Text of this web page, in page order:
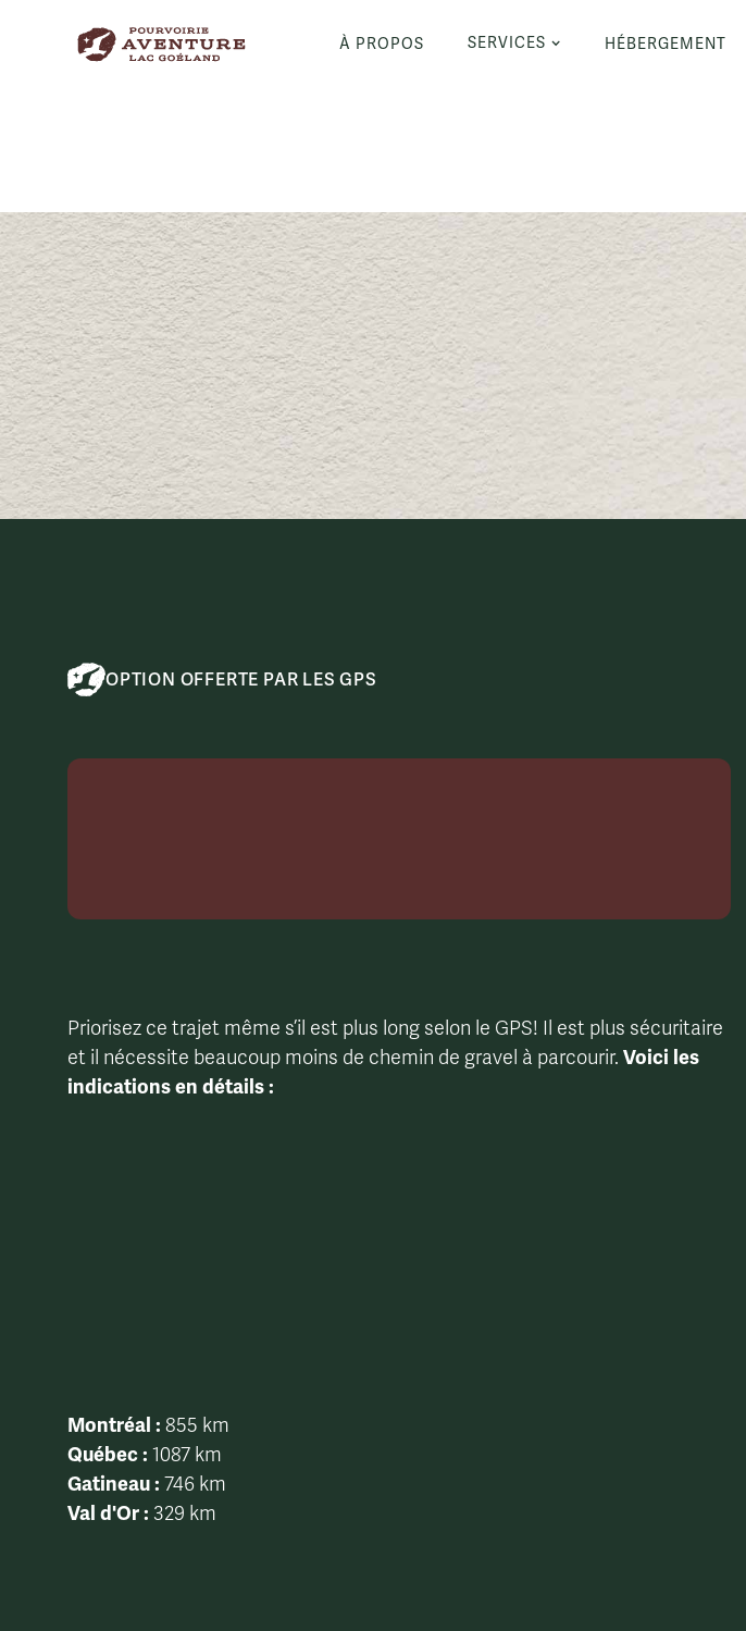
À PROPOS SERVICES HÉBERGEMENT
OPTION OFFERTE PAR LES GPS
Priorisez ce trajet même s’il est plus long selon le GPS! Il est plus sécuritaire
et il nécessite beaucoup moins de chemin de gravel à parcourir. Voici les
indications en détails :
Montréal : 855 km
Québec : 1087 km
Gatineau : 746 km
Val d'Or : 329 km